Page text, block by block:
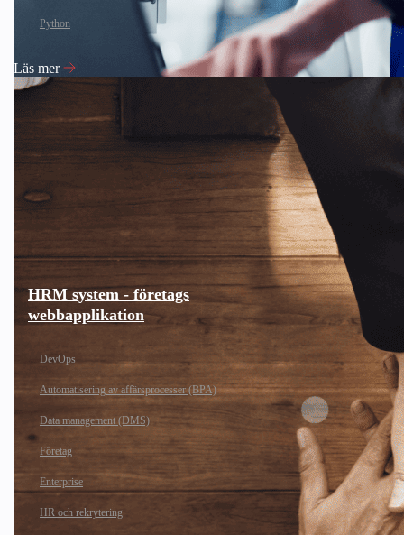
Python
Läs mer
HRM system - företags
webbapplikation
DevOps
Automatisering av affärsprocesser (BPA)
Data management (DMS)
Företag
Enterprise
HR och rekrytering